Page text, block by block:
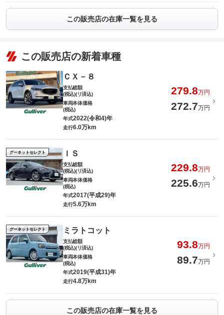
この販売店の在庫一覧を見る
この販売店の新着車種
ＣＸ－８
支払総額
(税込)(リ済込)
279.8万円
車両本体価格
(税込)
272.7万円
年式2022(令和4)年
走行6.0万km
グーネットセレクト ＩＳ
支払総額
(税込)(リ済込)
229.8万円
車両本体価格
(税込)
225.6万円
年式2017(平成29)年
走行5.6万km
グーネットセレクト ミラトコット
支払総額
(税込)(リ済込)
93.8万円
車両本体価格
(税込)
89.7万円
年式2019(平成31)年
走行4.8万km
この販売店の在庫一覧を見る